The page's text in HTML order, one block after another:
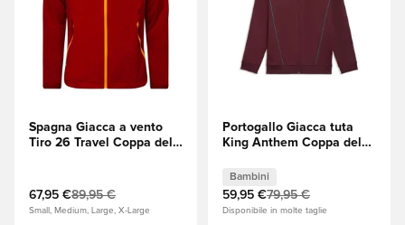
Spagna Giacca a vento
Tiro 26 Travel Coppa del
67,95 €89,95 €
Small, Medium, Large, X-Large
Portogallo Giacca tuta
King Anthem Coppa del
Shimmer Bambini
Bambini
59,95 €79,95 €
Disponibile in molte taglie